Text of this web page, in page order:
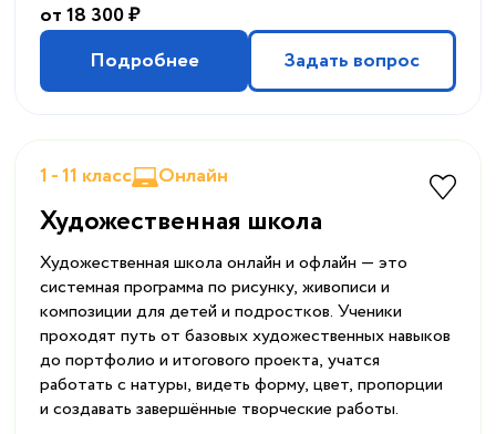
от 18 300 ₽
Подробнее
Задать вопрос
1 - 11 класс Онлайн
Художественная школа
Художественная школа онлайн и офлайн — это
системная программа по рисунку, живописи и
композиции для детей и подростков. Ученики
проходят путь от базовых художественных навыков
до портфолио и итогового проекта, учатся
работать с натуры, видеть форму, цвет, пропорции
и создавать завершённые творческие работы.